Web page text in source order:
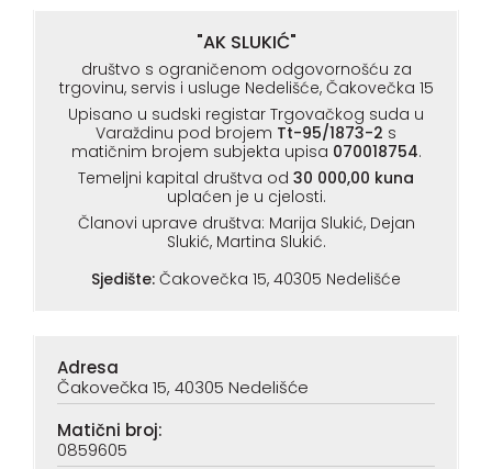
"AK SLUKIĆ"
društvo s ograničenom odgovornošću za
trgovinu, servis i usluge Nedelišće, Čakovečka 15
Upisano u sudski registar Trgovačkog suda u
Varaždinu pod brojem Tt-95/1873-2 s
matičnim brojem subjekta upisa 070018754.
Temeljni kapital društva od 30 000,00 kuna
uplaćen je u cjelosti.
Članovi uprave društva: Marija Slukić, Dejan
Slukić, Martina Slukić.
Sjedište: Čakovečka 15, 40305 Nedelišće
Adresa
Čakovečka 15, 40305 Nedelišće
Matični broj:
0859605